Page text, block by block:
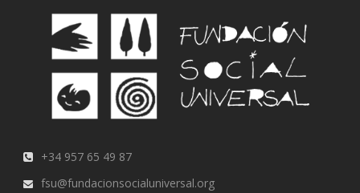
+34 957 65 49 87
fsu@fundacionsocialuniversal.org